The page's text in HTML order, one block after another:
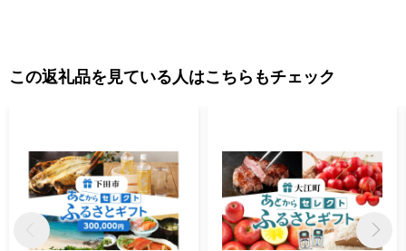
この返礼品を見ている人はこちらもチェック